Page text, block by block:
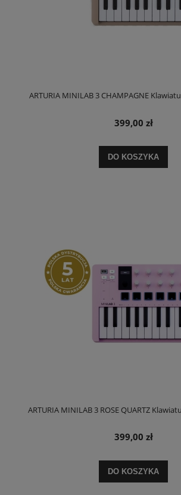
ARTURIA MINILAB 3 CHAMPAGNE
399,00 zł
DO KOSZYKA
ARTURIA MINILAB 3 ROSE QUARTZ
399,00 zł
DO KOSZYKA